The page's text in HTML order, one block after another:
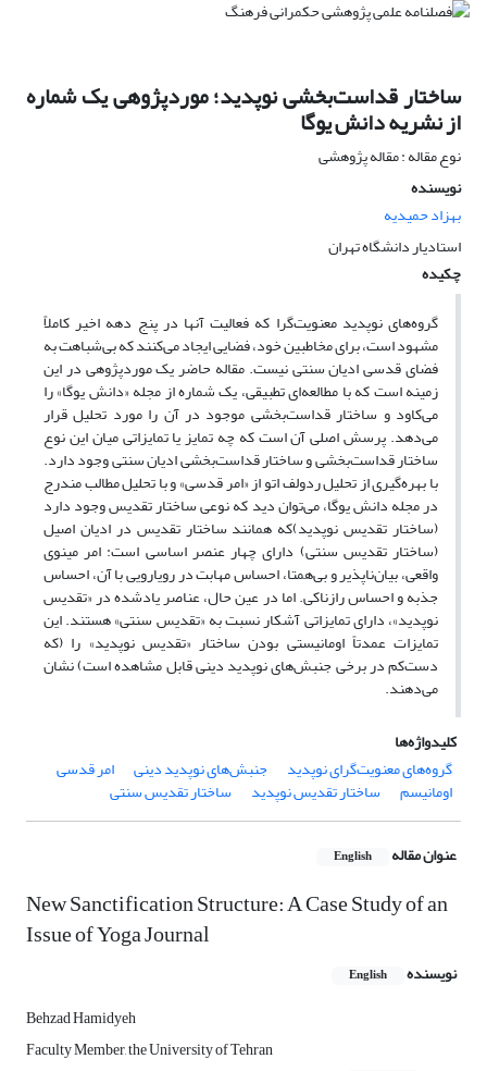
ساختار قداست‌بخشی نوپدید؛ موردپژوهی یک شماره
از نشریه دانش یوگا
نوع مقاله : مقاله پژوهشی
نویسنده
بهزاد حمیدیه
استادیار دانشگاه تهران
چکیده
گروه‌های نوپدید معنویت‌گرا که فعالیت آنها در پنج دهه اخیر کاملاً
مشهود است، برای مخاطبین خود، فضایی ایجاد می‌کنند که بی‌شباهت به
فضای قدسی ادیان سنتی نیست. مقاله حاضر یک موردپژوهی در این
زمینه است که با مطالعه‌ای تطبیقی، یک شماره از مجله «دانش یوگا» را
می‌کاود و ساختار قداست‌بخشی موجود در آن را مورد تحلیل قرار
می‌دهد. پرسش اصلی آن است که چه تمایز یا تمایزاتی میان این نوع
ساختار قداست‌بخشی و ساختار قداست‌بخشی ادیان سنتی وجود دارد.
با بهره‌گیری از تحلیل ردولف اتو از «امر قدسی» و با تحلیل مطالب مندرج
در مجله دانش یوگا، می‌توان دید که نوعی ساختار تقدیس وجود دارد
(ساختار تقدیس نوپدید)که همانند ساختار تقدیس در ادیان اصیل
(ساختار تقدیس سنتی) دارای چهار عنصر اساسی است: امر مینوی
واقعی، بیان‌ناپذیر و بی‌همتا، احساس مهابت در رویارویی با آن، احساس
جذبه و احساس رازناکی. اما در عین حال، عناصر یادشده در «تقدیس
نوپدید»، دارای تمایزاتی آشکار نسبت به «تقدیس سنتی» هستند. این
تمایزات عمدتاً اومانیستی بودن ساختار «تقدیس نوپدید» را (که
دست‌کم در برخی جنبش‌های نوپدید دینی قابل مشاهده است) نشان
می‌دهند.
کلیدواژه‌ها
گروه‌های معنویت‌گرای نوپدید
جنبش‌های نوپدید دینی امر قدسی
اومانیسم ساختار تقدیس نوپدید ساختار تقدیس سنتی
عنوان مقاله English
New Sanctification Structure: A Case Study of an
Issue of Yoga Journal
نویسنده English
Behzad Hamidyeh
Faculty Member, the University of Tehran